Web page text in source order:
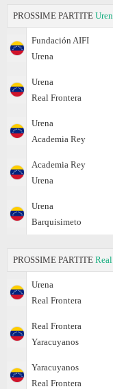
PROSSIME PARTITE
Fundación AIFI
Urena
Urena
Real Frontera
Urena
Academia Rey
Academia Rey
Urena
Urena
Barquisimeto
PROSSIME PARTITE
Urena
Real Frontera
Real Frontera
Yaracuyanos
Yaracuyanos
Real Frontera